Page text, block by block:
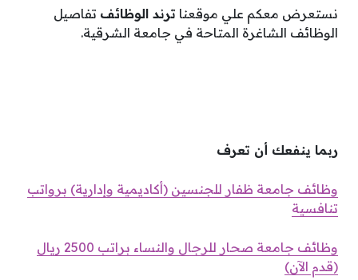
نستعرض معكم علي موقعنا ترند الوظائف تفاصيل
الوظائف الشاغرة المتاحة في جامعة الشرقية.
ربما ينفعك أن تعرف
وظائف جامعة ظفار للجنسين (أكاديمية وإدارية) برواتب
تنافسية
وظائف جامعة صحار للرجال والنساء براتب 2500 ريال
(قدم الآن)